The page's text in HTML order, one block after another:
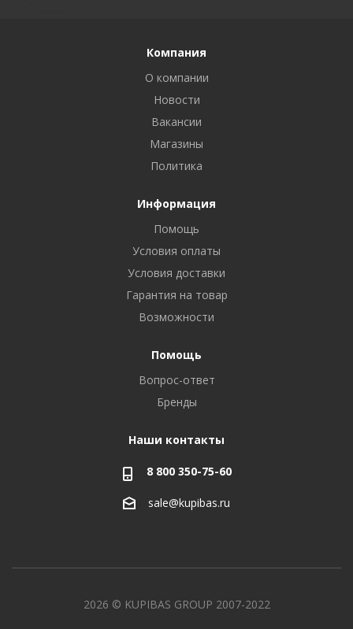
Компания
О компании
Новости
Вакансии
Магазины
Политика
Информация
Помощь
Условия оплаты
Условия доставки
Гарантия на товар
Возможности
Помощь
Вопрос-ответ
Бренды
Наши контакты
8 800 350-75-60
sale@kupibas.ru
2026 © KUPIBAS GROUP 2007-2022